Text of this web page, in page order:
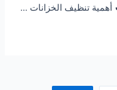
تنظيف الخزانات …